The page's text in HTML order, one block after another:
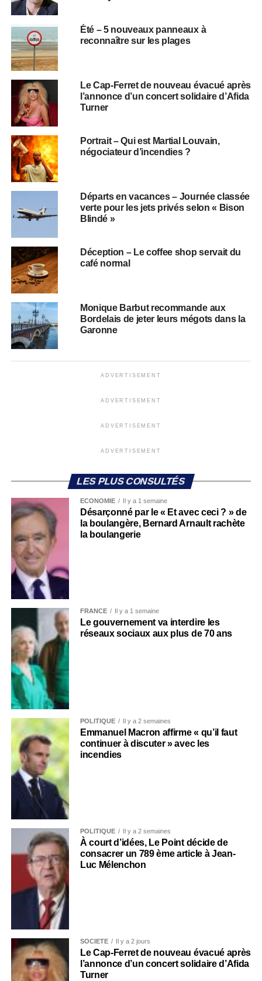
Été – 5 nouveaux panneaux à
reconnaître sur les plages
Le Cap-Ferret de nouveau évacué après
l’annonce d’un concert solidaire d’Afida
Turner
Portrait – Qui est Martial Louvain,
négociateur d’incendies ?
Départs en vacances – Journée classée
verte pour les jets privés selon « Bison
Blindé »
Déception – Le coffee shop servait du
café normal
Monique Barbut recommande aux
Bordelais de jeter leurs mégots dans la
Garonne
ADVERTISEMENT
ADVERTISEMENT
ADVERTISEMENT
ADVERTISEMENT
LES PLUS CONSULTÉS
ECONOMIE Il y a 1 semaine
Désarçonné par le « Et avec ceci ? » de
la boulangère, Bernard Arnault rachète
la boulangerie
FRANCE Il y a 1 semaine
Le gouvernement va interdire les
réseaux sociaux aux plus de 70 ans
POLITIQUE Il y a 2 semaines
Emmanuel Macron affirme « qu’il faut
continuer à discuter » avec les
incendies
POLITIQUE Il y a 2 semaines
À court d’idées, Le Point décide de
consacrer un 789 ème article à Jean-
Luc Mélenchon
SOCIÉTÉ Il y a 2 jours
Le Cap-Ferret de nouveau évacué après
l’annonce d’un concert solidaire d’Afida
Turner